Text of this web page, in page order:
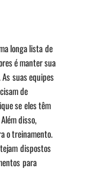
longa lista de
é manter sua
suas equipes
de
se eles têm
disso,
o treinamento.
dispostos
para